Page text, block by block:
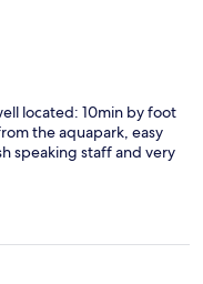
located: 10min by foot
the aquapark, easy
speaking staff and very